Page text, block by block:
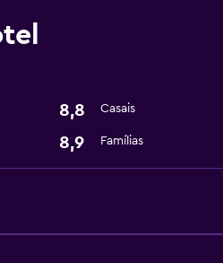
8,8 Casais
8,9 Famílias